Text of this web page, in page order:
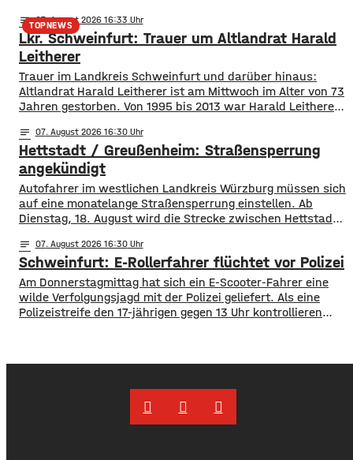
gesorgt, da auch ein Polizeihubschrauber die Gegend rund
um Werneck abgesucht hatte.
TOPNEWS
notes 07. August 2026 16:33
Lkr. Schweinfurt: Trauer um Altlandrat Harald
Leitherer
Trauer im Landkreis Schweinfurt und darüber hinaus:
Altlandrat Harald Leitherer ist am Mittwoch im Alter von 73
Jahren gestorben. Von 1995 bis 2013 war Harald Leitherer
wurde das Kreisstraßennetz ausgebaut, aber auch ein
flächendeckendes Radwegenetz mit einer Länge von über
1.000 Kilometern geschaffen. Außerdem führte der
notes 07. August 2026 16:30
Hettstadt / Greußenheim: Straßensperrung
angekündigt
Autofahrer im westlichen Landkreis Würzburg müssen sich
auf eine monatelange Straßensperrung einstellen. Ab
Dienstag, 18. August wird die Strecke zwischen Hettstadt
Staatliche Bauamt an. Die Fahrbahn muss erneuert
werden, sie weist Verdrückungen, Abbrüche, Risse und
gebrochene Fahrbahnränder auf. Auch die Entwässerung
muss erneuert werden. Die Arbeiten seien unter
notes 07. August 2026 16:30
Schweinfurt: E-Rollerfahrer flüchtet vor Polizei
Am Donnerstagmittag hat sich ein E-Scooter-Fahrer eine
wilde Verfolgungsjagd mit der Polizei geliefert. Als eine
Polizeistreife den 17-jährigen gegen 13 Uhr kontrollieren